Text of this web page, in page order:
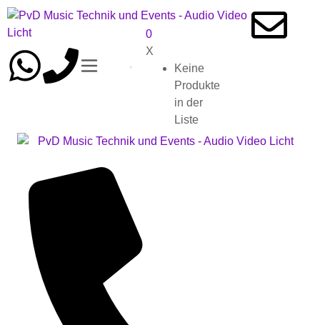
0
X
Keine
Produkte
in der
Liste